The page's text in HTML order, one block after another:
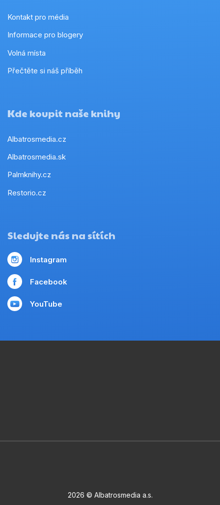
Kontakt pro média
Informace pro blogery
Volná místa
Přečtěte si náš příběh
Kde koupit naše knihy
Albatrosmedia.cz
Albatrosmedia.sk
Palmknihy.cz
Restorio.cz
Sledujte nás na sítích
Instagram
Facebook
YouTube
2026 © Albatrosmedia a.s.